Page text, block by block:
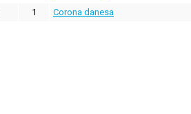
1 Corona danesa